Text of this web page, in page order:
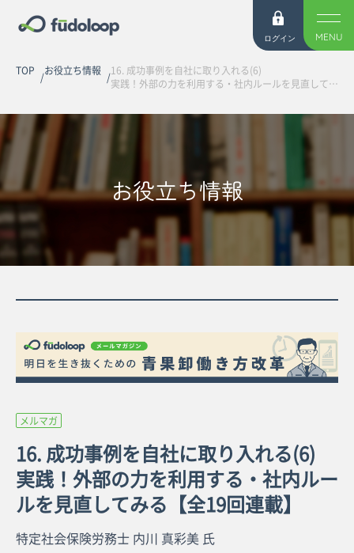
ログイン MENU
TOP お役立ち情報
16. 成功事例を自社に取り入れる(6)
実践！外部の力を利用する・社内ルールを見直してみる【全19回連載】
お役立ち情報
メルマガ
16. 成功事例を自社に取り入れる(6)
実践！外部の力を利用する・社内ルー
ルを見直してみる【全19回連載】
特定社会保険労務士 内川 真彩美 氏